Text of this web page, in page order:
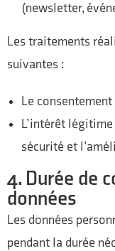
(newsletter,
Les traitements
suivantes :
Le
L’intérêt
sécurité et
4. Durée de
données
Les données
pendant la durée